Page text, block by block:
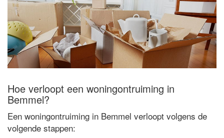
Hoe verloopt een woningontruiming in
Bemmel?
Een woningontruiming in Bemmel verloopt volgens de
volgende stappen: